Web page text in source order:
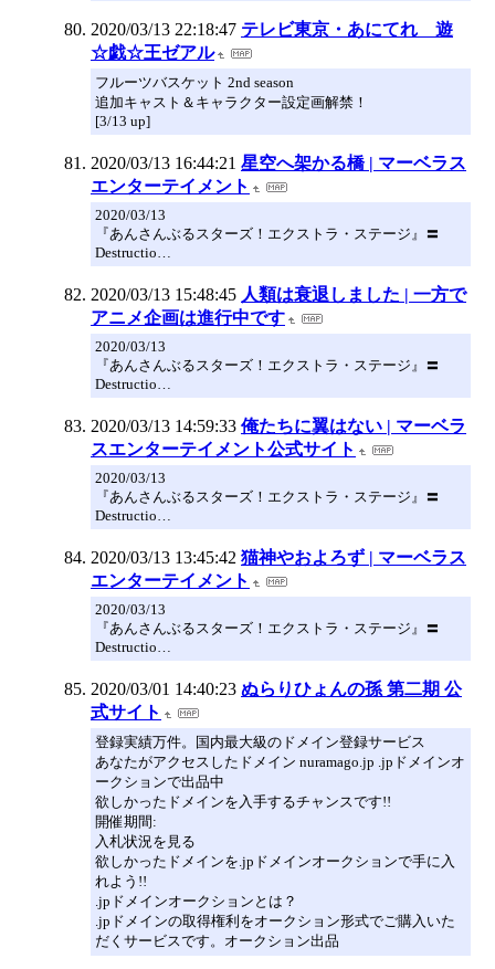
2020/03/13 22:18:47 テレビ東京・あにてれ 遊
☆戯☆王ゼアル
フルーツバスケット 2nd season
追加キャスト＆キャラクター設定画解禁！
[3/13 up]
2020/03/13 16:44:21 星空へ架かる橋 | マーベラス
エンターテイメント
2020/03/13
『あんさんぶるスターズ！エクストラ・ステージ』〓
Destructio…
2020/03/13 15:48:45 人類は衰退しました | 一方で
アニメ企画は進行中です
2020/03/13
『あんさんぶるスターズ！エクストラ・ステージ』〓
Destructio…
2020/03/13 14:59:33 俺たちに翼はない | マーベラ
スエンターテイメント公式サイト
2020/03/13
『あんさんぶるスターズ！エクストラ・ステージ』〓
Destructio…
2020/03/13 13:45:42 猫神やおよろず | マーベラス
エンターテイメント
2020/03/13
『あんさんぶるスターズ！エクストラ・ステージ』〓
Destructio…
2020/03/01 14:40:23 ぬらりひょんの孫 第二期 公
式サイト
登録実績万件。国内最大級のドメイン登録サービス
あなたがアクセスしたドメイン nuramago.jp .jpドメインオ
ークションで出品中
欲しかったドメインを入手するチャンスです!!
開催期間:
入札状況を見る
欲しかったドメインを.jpドメインオークションで手に入
れよう!!
.jpドメインオークションとは？
.jpドメインの取得権利をオークション形式でご購入いた
だくサービスです。オークション出品